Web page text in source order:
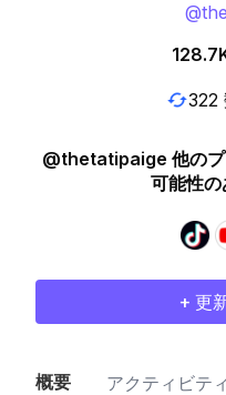
@
322
@thetatipaige 他のプ
可能性の
+ 更
概要 アクティビテ